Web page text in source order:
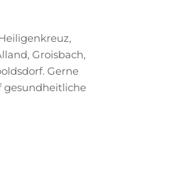
Groisbach,
Gerne
gesundheitliche